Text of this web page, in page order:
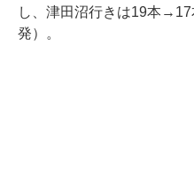
し、津田沼行きは19本
発）。